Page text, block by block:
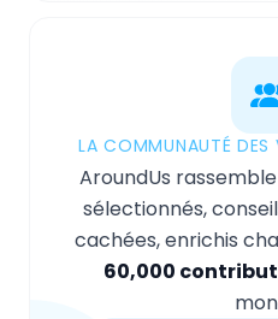
LA COMMUNAUTÉ DES
AroundUs
sélectionnés,
cachées, enrichis
60,000